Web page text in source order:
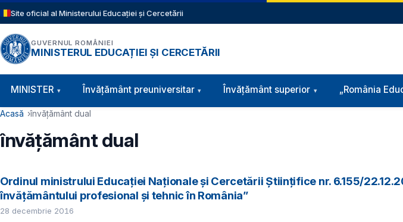
Sari la conținutul principal
Site oficial al Ministerului Educației și Cercetării
GUVERNUL ROMÂNIEI
MINISTERUL EDUCAȚIEI ȘI CERCETĂRII
Navigație principală
MINISTER Învăţământ preuniversitar Învățământ superior „România
Cale de navigare
Acasă învățământ dual
învățământ dual
Ordinul ministrului Educației Naționale și Cercetării Științifice nr. 6.155/
învățământului profesional și tehnic în România”
28 decembrie 2016